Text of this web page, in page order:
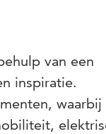
van een
inspiratie.
waarbij